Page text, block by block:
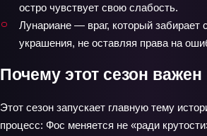
остро чувствует свою слабость.
Лунариане — враг, который забирает
украшения, не оставляя права на
Почему этот сезон важен
Этот сезон запускает главную тему
процесс: Фос меняется не «ради